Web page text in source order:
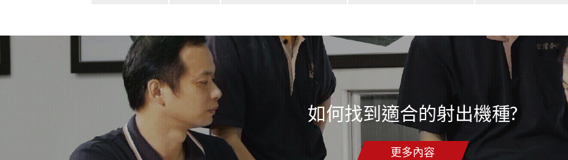
如何找到適合的射出機種?
更多內容